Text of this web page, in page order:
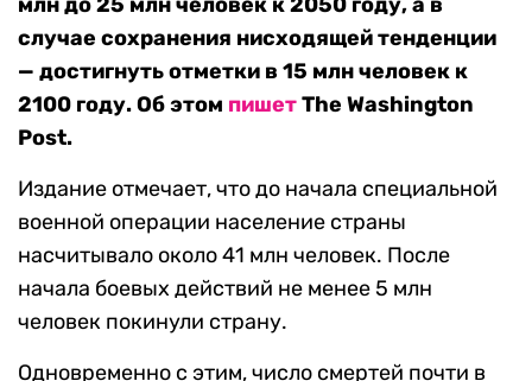
случае сохранения нисходящей тенденции
— достигнуть отметки в 15 млн человек к
2100 году. Об этом пишетThe Washington
Post.
Издание отмечает, что до начала специальной
военной операции население страны
насчитывало около 41 млн человек. После
начала боевых действий не менее 5 млн
человек покинули страну.
Одновременно с этим, число смертей почти в